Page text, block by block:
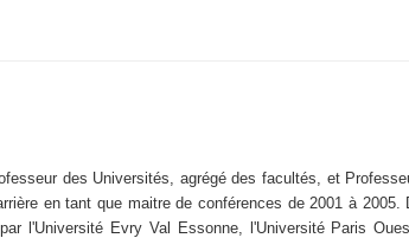
des Universités, agrégé des facultés, et
en tant que maitre de conférences de 2001 à
l'Université Evry Val Essonne, l'Université Paris